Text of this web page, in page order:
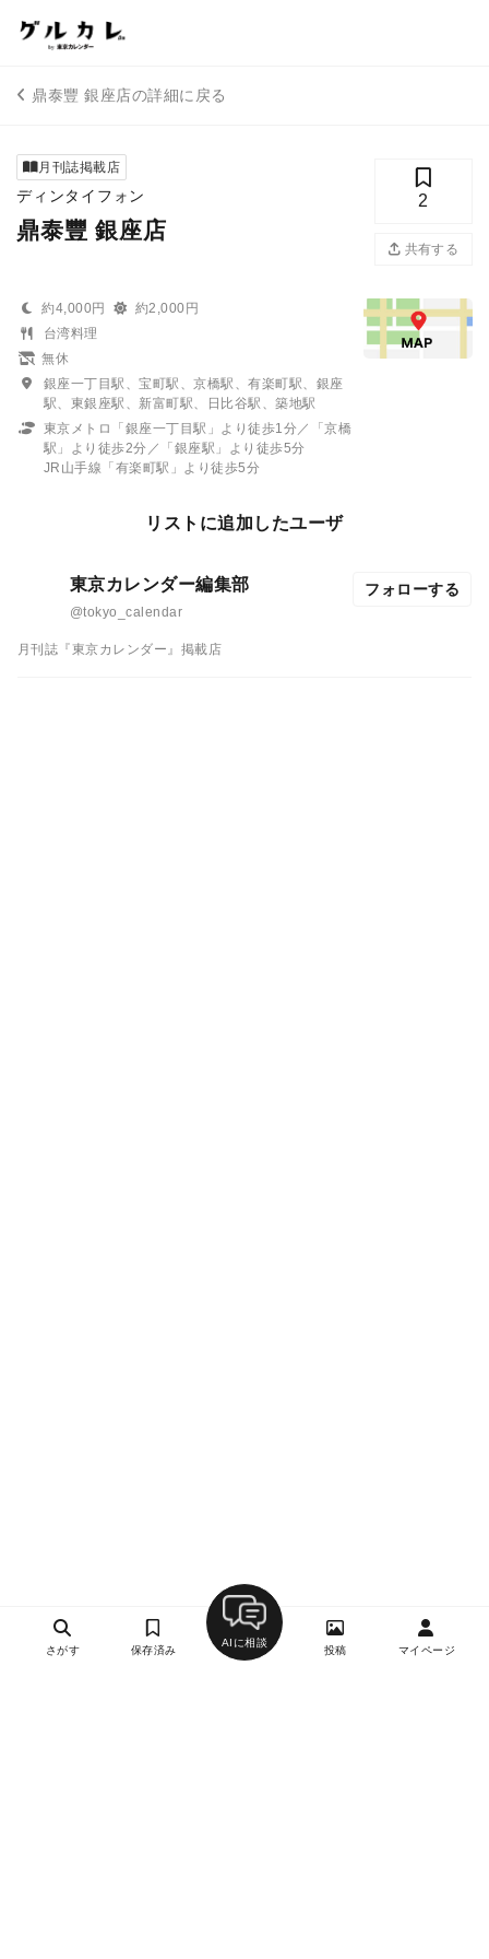
鼎泰豐 銀座店の詳細に戻る
月刊誌掲載店
ディンタイフォン
鼎泰豐 銀座店
2
共有する
約4,000円
約2,000円
台湾料理
無休
銀座一丁目駅、宝町駅、京橋駅、有楽町駅、銀座
駅、東銀座駅、新富町駅、日比谷駅、築地駅
東京メトロ「銀座一丁目駅」より徒歩1分／「京橋
駅」より徒歩2分／「銀座駅」より徒歩5分
JR山手線「有楽町駅」より徒歩5分
リストに追加したユーザ
東京カレンダー編集部
@tokyo_calendar
フォローする
月刊誌『東京カレンダー』掲載店
さがす 保存済み
AIに相談
投稿 マイページ